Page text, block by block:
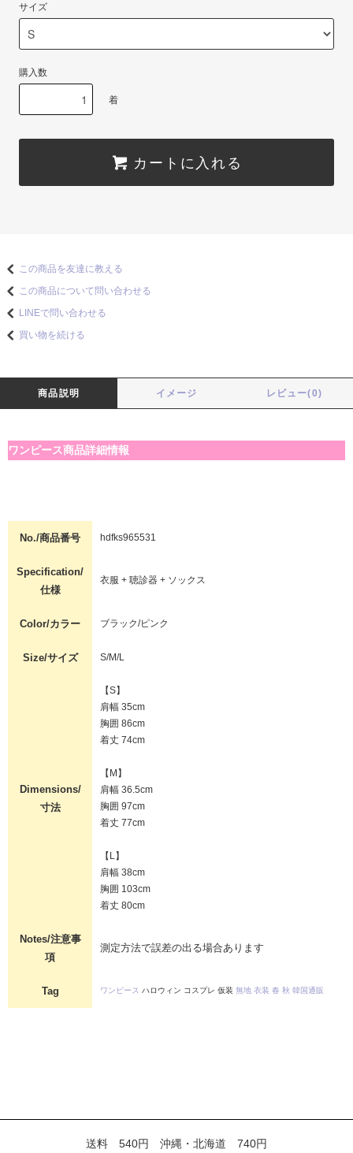
サイズ
購入数
着
カートに入れる
この商品を友達に教える
この商品について問い合わせる
LINEで問い合わせる
買い物を続ける
商品説明 イメージ レビュー(0)
ワンピース商品詳細情報
No./商品番号 hdfks965531
Specification/
仕様
衣服 + 聴診器 + ソックス
Color/カラー ブラック/ピンク
Size/サイズ S/M/L
Dimensions/
寸法
【S】
肩幅 35cm
胸囲 86cm
着丈 74cm
【M】
肩幅 36.5cm
胸囲 97cm
着丈 77cm
【L】
肩幅 38cm
胸囲 103cm
着丈 80cm
Notes/注意事
項
測定方法で誤差の出る場合あります
Tag ワンピース ハロウィン コスプレ 仮装 無地 衣装 春 秋 韓国通販
送料 540円 沖縄・北海道 740円